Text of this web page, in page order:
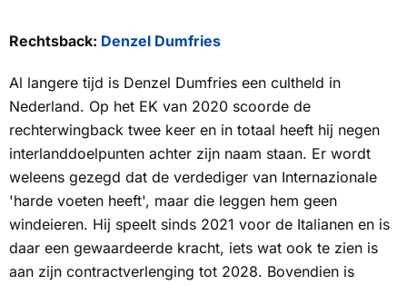
Rechtsback: Denzel Dumfries
Al langere tijd is Denzel Dumfries een cultheld in
Nederland. Op het EK van 2020 scoorde de
rechterwingback twee keer en in totaal heeft hij negen
interlanddoelpunten achter zijn naam staan. Er wordt
weleens gezegd dat de verdediger van Internazionale
'harde voeten heeft', maar die leggen hem geen
windeieren. Hij speelt sinds 2021 voor de Italianen en is
daar een gewaardeerde kracht, iets wat ook te zien is
aan zijn contractverlenging tot 2028. Bovendien is